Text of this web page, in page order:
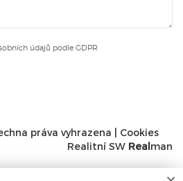
údajů podle GDPR
práva vyhrazena | Cookies
Realitní SW Realman